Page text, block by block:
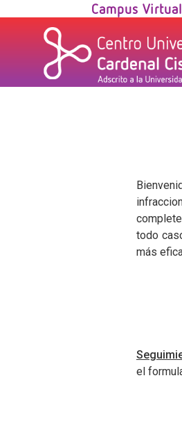
content
Campus Virtual